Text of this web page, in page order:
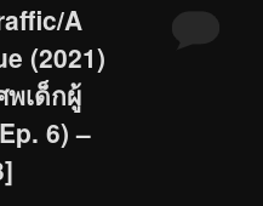
A
(2021)
เด็กผู้
6) –